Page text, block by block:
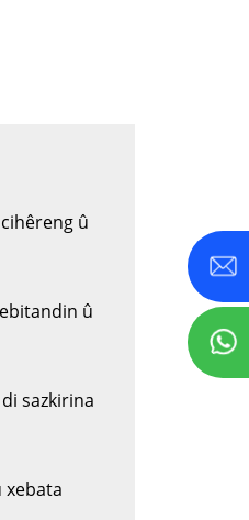
û
û
sazkirina
xebata